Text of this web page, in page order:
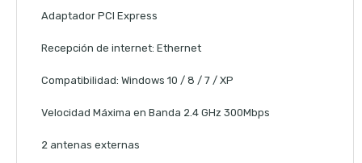
Adaptador PCI Express
Recepción de internet: Ethernet
Compatibilidad: Windows 10 / 8 / 7 / XP
Velocidad Máxima en Banda 2.4 GHz 300Mbps
2 antenas externas